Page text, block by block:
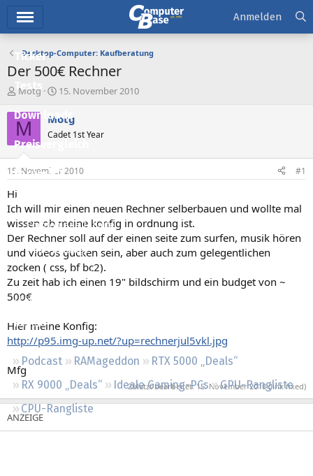
Ticker
Tests
Downloads
Preisvergleich
Forum
Aktuelles
Empfohlene Inhalte
Neue Beiträge
Neueste Aktivitäten
Leserartikel
Regeln
Podcast RAMageddon
RTX 5000 „Deals“
RX 9000 „Deals“
Ideale Gaming-PCs
GPU-Rangliste
CPU-Rangliste
Anmelden
Desktop-Computer: Kaufberatung
Der 500€ Rechner
E
s
t
e
e
Motg
E
s
e
t
15. November 2010
M Motg
Cadet 1st Year
15. November 2010 #1
Hi
Ich will mir einen neuen Rechner selberbauen und wollte mal
wissen ob meine konfig in ordnung ist.
Der Rechner soll auf der einen seite zum surfen, musik hören
und videos gucken sein, aber auch zum gelegentlichen
zocken ( css, bf bc2).
Zu zeit hab ich einen 19" bildschirm und ein budget von ~
500€
Hier meine Konfig:
http://p95.img-up.net/?up=rechnerjul5vkl.jpg
Mfg
Zuletzt bearbeitet:15. November 2010(link fixed)